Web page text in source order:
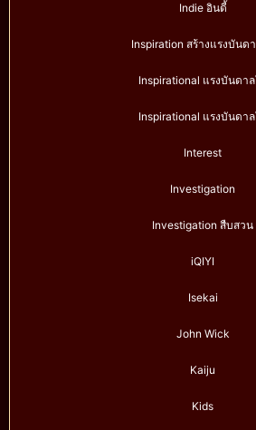
Indie อินดี้
Inspiration สร้างแรงบันด
Inspirational แรงบันดาล
Inspirational แรงบันดาล
Interest
Investigation
Investigation สืบสวน
iQIYI
Isekai
John Wick
Kaiju
Kids